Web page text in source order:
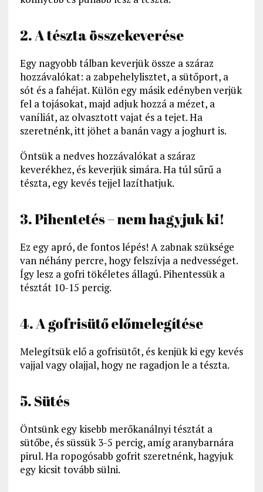
2. A tészta összekeverése
Egy nagyobb tálban keverjük össze a száraz
hozzávalókat: a zabpehelylisztet, a sütőport, a
sót és a fahéjat. Külön egy másik edényben verjük
fel a tojásokat, majd adjuk hozzá a mézet, a
vaníliát, az olvasztott vajat és a tejet. Ha
szeretnénk, itt jöhet a banán vagy a joghurt is.
Öntsük a nedves hozzávalókat a száraz
keverékhez, és keverjük simára. Ha túl sűrű a
tészta, egy kevés tejjel lazíthatjuk.
3. Pihentetés – nem hagyjuk ki!
Ez egy apró, de fontos lépés! A zabnak szüksége
van néhány percre, hogy felszívja a nedvességet.
Így lesz a gofri tökéletes állagú. Pihentessük a
tésztát 10-15 percig.
4. A gofrisütő előmelegítése
Melegítsük elő a gofrisütőt, és kenjük ki egy kevés
vajjal vagy olajjal, hogy ne ragadjon le a tészta.
5. Sütés
Öntsünk egy kisebb merőkanálnyi tésztát a
sütőbe, és süssük 3-5 percig, amíg aranybarnára
pirul. Ha ropogósabb gofrit szeretnénk, hagyjuk
egy kicsit tovább sülni.